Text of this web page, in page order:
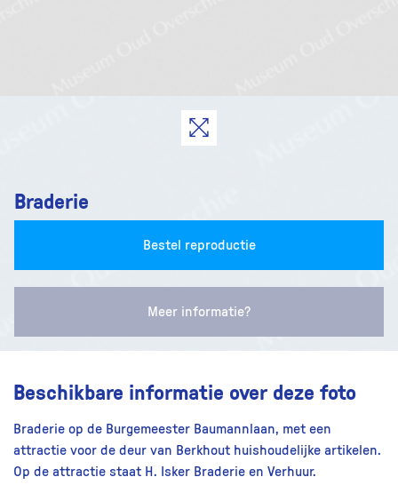
Braderie
Bestel reproductie
Meer informatie?
Beschikbare informatie over deze foto
Braderie op de Burgemeester Baumannlaan, met een
attractie voor de deur van Berkhout huishoudelijke artikelen.
Op de attractie staat H. Isker Braderie en Verhuur.